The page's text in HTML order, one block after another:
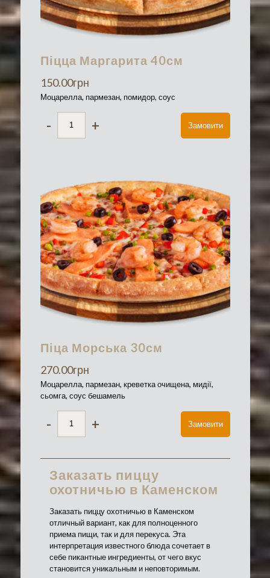
Піцца Маргарита 40см
150.00грн
Моцарелла, пармезан, помидор, соус
- + Замовити
Піца Морська 30см
270.00грн
Моцарелла, пармезан, креветка очищена, мидії,
сьомга, соус бешамель
- + Замовити
Заказать пиццу
охотничью в Каменском
Заказать пиццу охотничью в Каменском
отличный вариант, как для полноценного
приема пищи, так и для перекуса. Эта
интерпретация известного блюда сочетает в
себе пикантные ингредиенты, от чего вкус
становится уникальным и неповторимым.